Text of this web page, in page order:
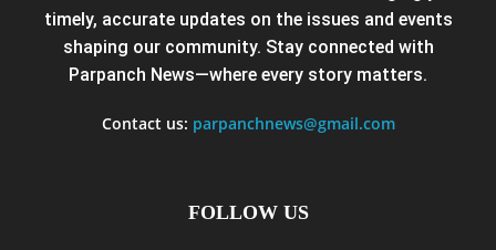
timely, accurate updates on the issues and events
shaping our community. Stay connected with
Parpanch News—where every story matters.
Contact us: parpanchnews@gmail.com
FOLLOW US